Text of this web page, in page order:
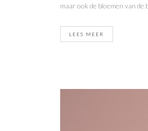
maar ook de bloemen van de
LEES MEER